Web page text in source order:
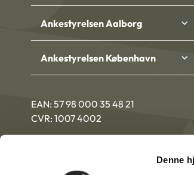
Denne
Ankestyrelsen Aalborg
Ankestyrelsen København
EAN: 57 98 000 35 48 21
CVR: 1007 4002